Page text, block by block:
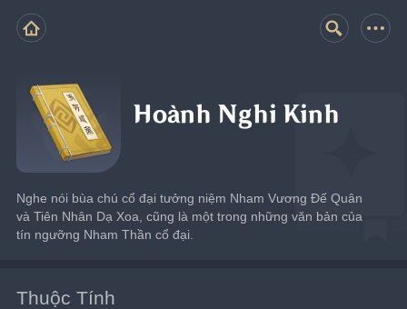
Hoành Nghi Kinh
Nghe nói bùa chú cổ đại tưởng niệm Nham Vương Đế Quân
và Tiên Nhân Dạ Xoa, cũng là một trong những văn bản của
tín ngưỡng Nham Thần cổ đại.
Thuộc Tính